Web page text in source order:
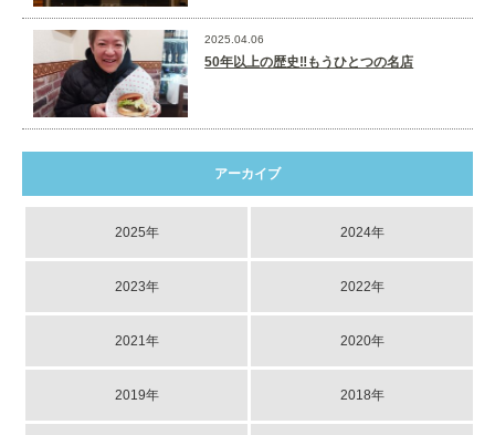
2025.04.06
50年以上の歴史‼️もうひとつの名店
アーカイブ
2025年 2024年
2023年 2022年
2021年 2020年
2019年 2018年